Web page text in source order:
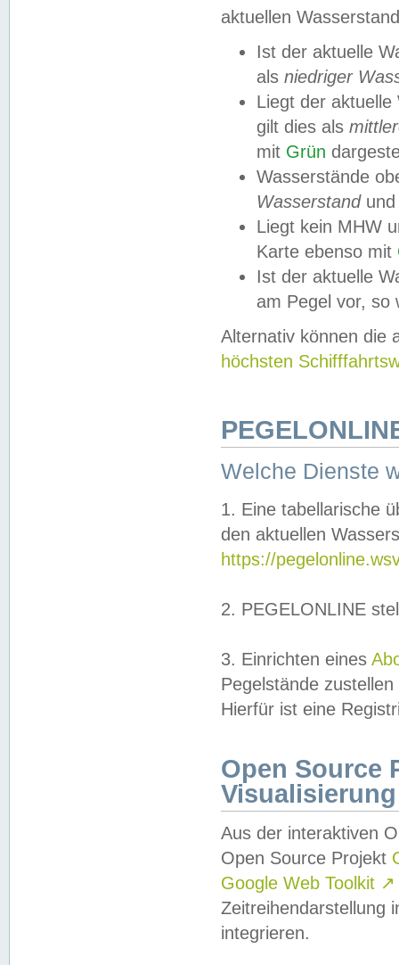
aktuellen
Ist der aktuelle
als niedriger
Liegt der
gilt dies als
mit Grün
Wasserstände
Wasserstandund
Liegt kein MHW
Karte ebenso mit
Ist der aktuelle
am Pegel vor,
Alternativ können die
höchsten
Welche Dienste
1. Eine tabellarische
den aktuellen
https://
2. PEGELONLINE
3. Einrichten eines
Pegelstände
Hierfür ist eine
Open Source
Visualisierung
Aus der interaktiven
Open Source Projekt
Google Web Toolkit ↗
Zeitreihendarstellung
integrieren.